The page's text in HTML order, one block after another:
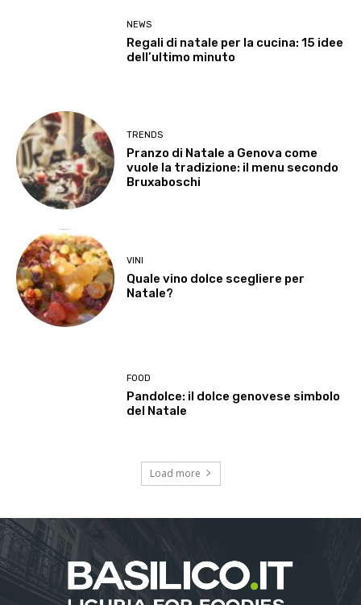
NEWS
Regali di natale per la cucina: 15 idee
dell’ultimo minuto
TRENDS
Pranzo di Natale a Genova come
vuole la tradizione: il menu secondo
Bruxaboschi
VINI
Quale vino dolce scegliere per
Natale?
FOOD
Pandolce: il dolce genovese simbolo
del Natale
Load more